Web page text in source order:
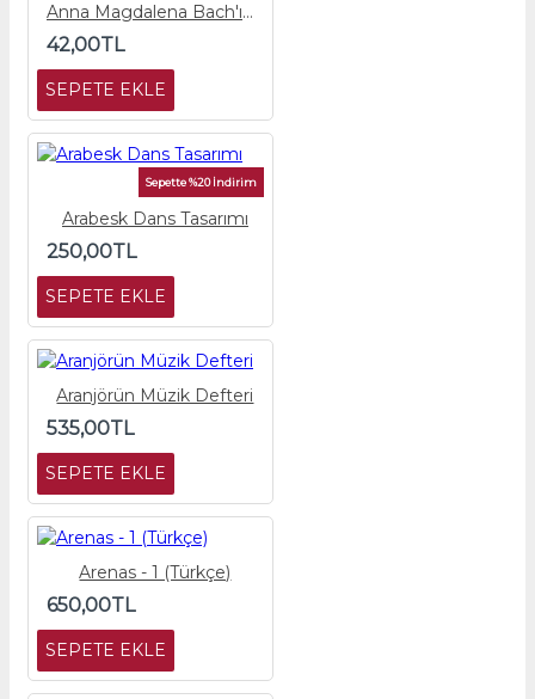
Anna Magdalena Bach'ın Hatıraları
42,00TL
SEPETE EKLE
Sepette %20 İndirim
Arabesk Dans Tasarımı
250,00TL
SEPETE EKLE
Aranjörün Müzik Defteri
535,00TL
SEPETE EKLE
Arenas - 1 (Türkçe)
650,00TL
SEPETE EKLE